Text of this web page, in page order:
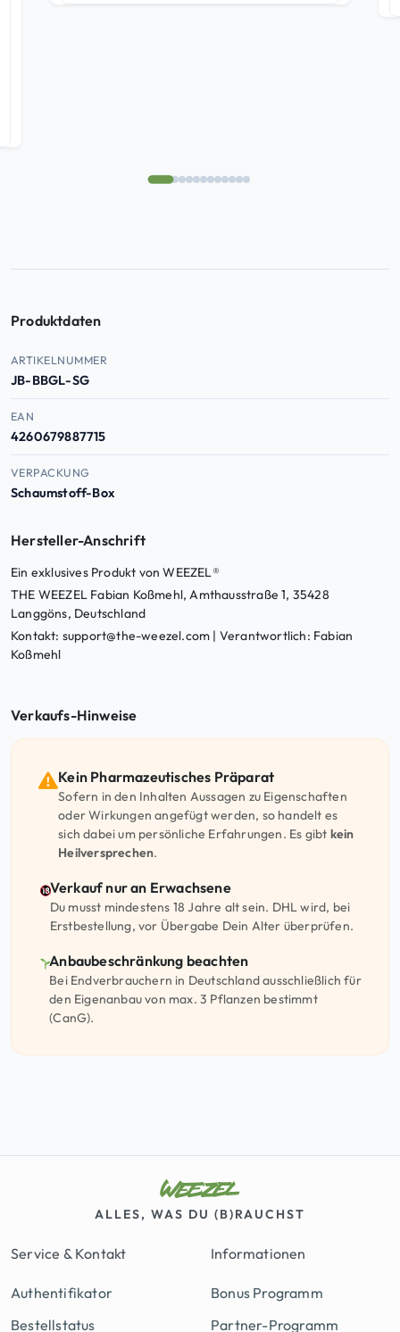
Produktdaten
ARTIKELNUMMER
JB-BBGL-SG
EAN
4260679887715
VERPACKUNG
Schaumstoff-Box
Hersteller-Anschrift
Ein exklusives Produkt von WEEZEL®
THE WEEZEL Fabian Koßmehl, Amthausstraße 1, 35428
Langgöns, Deutschland
Kontakt: support@the-weezel.com | Verantwortlich: Fabian
Koßmehl
Verkaufs-Hinweise
Kein Pharmazeutisches Präparat
Sofern in den Inhalten Aussagen zu Eigenschaften
oder Wirkungen angefügt werden, so handelt es
sich dabei um persönliche Erfahrungen. Es gibt kein
Heilversprechen.
Verkauf nur an Erwachsene
Du musst mindestens 18 Jahre alt sein. DHL wird, bei
Erstbestellung, vor Übergabe Dein Alter überprüfen.
Anbaubeschränkung beachten
Bei Endverbrauchern in Deutschland ausschließlich für
den Eigenanbau von max. 3 Pflanzen bestimmt
(CanG).
ALLES, WAS DU (B)RAUCHST
Service & Kontakt
Authentifikator
Bestellstatus
Informationen
Bonus Programm
Partner-Programm